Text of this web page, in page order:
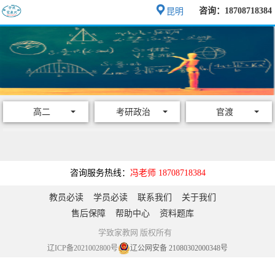
咨询：18708718384
昆明
高二 考研政治 官渡
咨询服务热线： 冯老师 18708718384
教员必读 学员必读 联系我们
关于我们
售后保障
帮助中心 资料题库
学致家教网 版权所有
辽ICP备2021002800号 辽公网安备 21080302000348号